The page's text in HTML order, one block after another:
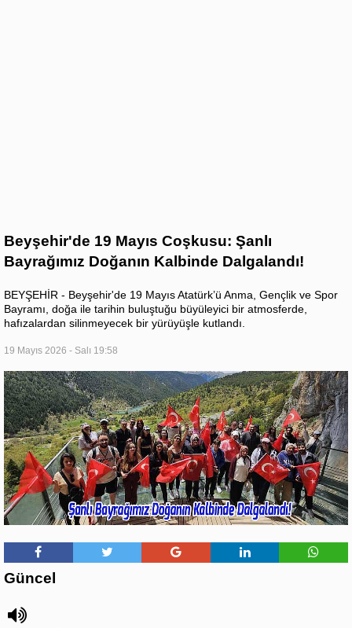
Beyşehir'de 19 Mayıs Coşkusu: Şanlı
Bayrağımız Doğanın Kalbinde Dalgalandı!
BEYŞEHİR - Beyşehir'de 19 Mayıs Atatürk’ü Anma, Gençlik ve Spor
Bayramı, doğa ile tarihin buluştuğu büyüleyici bir atmosferde,
hafızalardan silinmeyecek bir yürüyüşle kutlandı.
19 Mayıs 2026 - Salı 19:58
Güncel